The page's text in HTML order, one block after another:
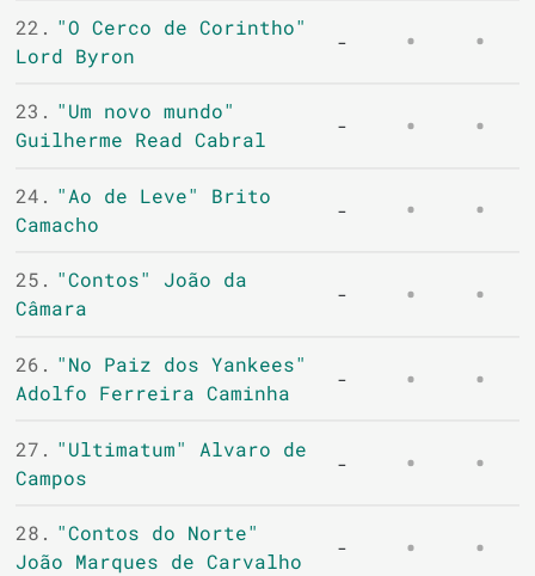
22. "O Cerco de Corintho"
Lord Byron
-
23. "Um novo mundo"
Guilherme Read Cabral
-
24. "Ao de Leve" Brito
Camacho
-
25. "Contos" João da
Câmara
-
26. "No Paiz dos Yankees"
Adolfo Ferreira Caminha
-
27. "Ultimatum" Alvaro de
Campos
-
28. "Contos do Norte"
João Marques de Carvalho
-